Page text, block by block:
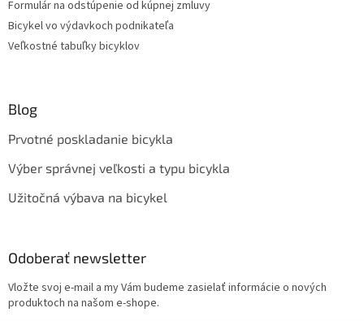
Formulár na odstúpenie od kúpnej zmluvy
Bicykel vo výdavkoch podnikateľa
Veľkostné tabuľky bicyklov
Blog
Prvotné poskladanie bicykla
Výber správnej veľkosti a typu bicykla
Užitočná výbava na bicykel
Odoberať newsletter
Vložte svoj e-mail a my Vám budeme zasielať informácie o nových
produktoch na našom e-shope.